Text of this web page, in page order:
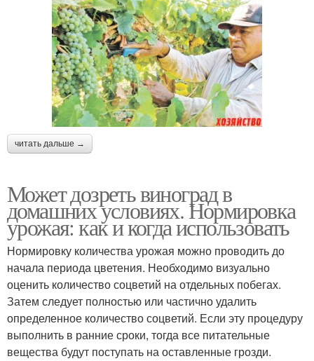
читать дальше →
Может дозреть виноград в
домашних условиях. Нормировка
урожая: как и когда использовать
Нормировку количества урожая можно проводить до
начала периода цветения. Необходимо визуально
оценить количество соцветий на отдельных побегах.
Затем следует полностью или частично удалить
определенное количество соцветий. Если эту процедуру
выполнить в ранние сроки, тогда все питательные
вещества будут поступать на оставленные грозди.